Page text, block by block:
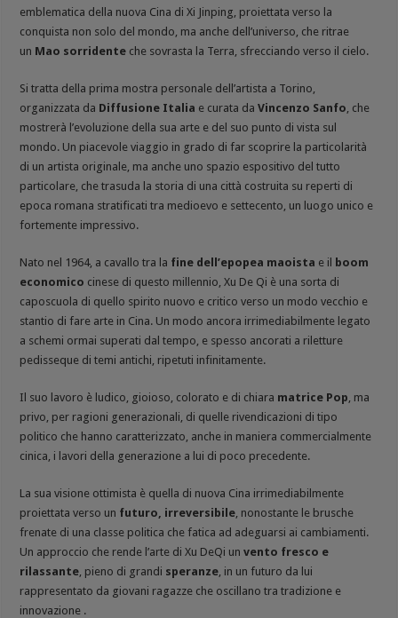
emblematica della nuova Cina di Xi Jinping, proiettata verso la
conquista non solo del mondo, ma anche dell’universo, che ritrae
un Mao sorridente che sovrasta la Terra, sfrecciando verso il cielo.
Si tratta della prima mostra personale dell’artista a Torino,
organizzata da Diffusione Italia e curata daVincenzo Sanfo , che
mostrerà l’evoluzione della sua arte e del suo punto di vista sul
mondo. Un piacevole viaggio in grado di far scoprire la particolarità
di un artista originale, ma anche uno spazio espositivo del tutto
particolare, che trasuda la storia di una città costruita su reperti di
epoca romana stratificati tra medioevo e settecento, un luogo unico e
fortemente impressivo.
Nato nel 1964, a cavallo tra la fine dell’epopea maoista e il boom
economico cinese di questo millennio, Xu De Qi è una sorta di
caposcuola di quello spirito nuovo e critico verso un modo vecchio e
stantio di fare arte in Cina. Un modo ancora irrimediabilmente legato
a schemi ormai superati dal tempo, e spesso ancorati a riletture
pedisseque di temi antichi, ripetuti infinitamente.
Il suo lavoro è ludico, gioioso, colorato e di chiara matrice Pop , ma
privo, per ragioni generazionali, di quelle rivendicazioni di tipo
politico che hanno caratterizzato, anche in maniera commercialmente
cinica, i lavori della generazione a lui di poco precedente.
La sua visione ottimista è quella di nuova Cina irrimediabilmente
proiettata verso un futuro, irreversibile , nonostante le brusche
frenate di una classe politica che fatica ad adeguarsi ai cambiamenti.
Un approccio che rende l’arte di Xu DeQi unvento fresco e
rilassante , pieno di grandi speranze , in un futuro da lui
rappresentato da giovani ragazze che oscillano tra tradizione e
innovazione .